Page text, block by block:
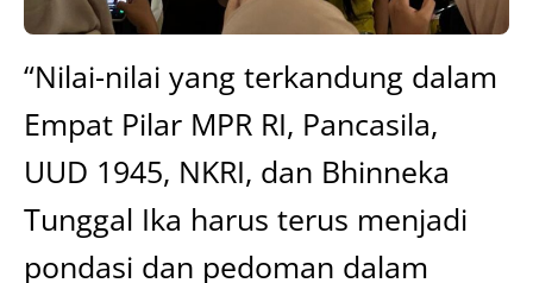
“Nilai-nilai yang terkandung dalam
Empat Pilar MPR RI, Pancasila,
UUD 1945, NKRI, dan Bhinneka
Tunggal Ika harus terus menjadi
pondasi dan pedoman dalam